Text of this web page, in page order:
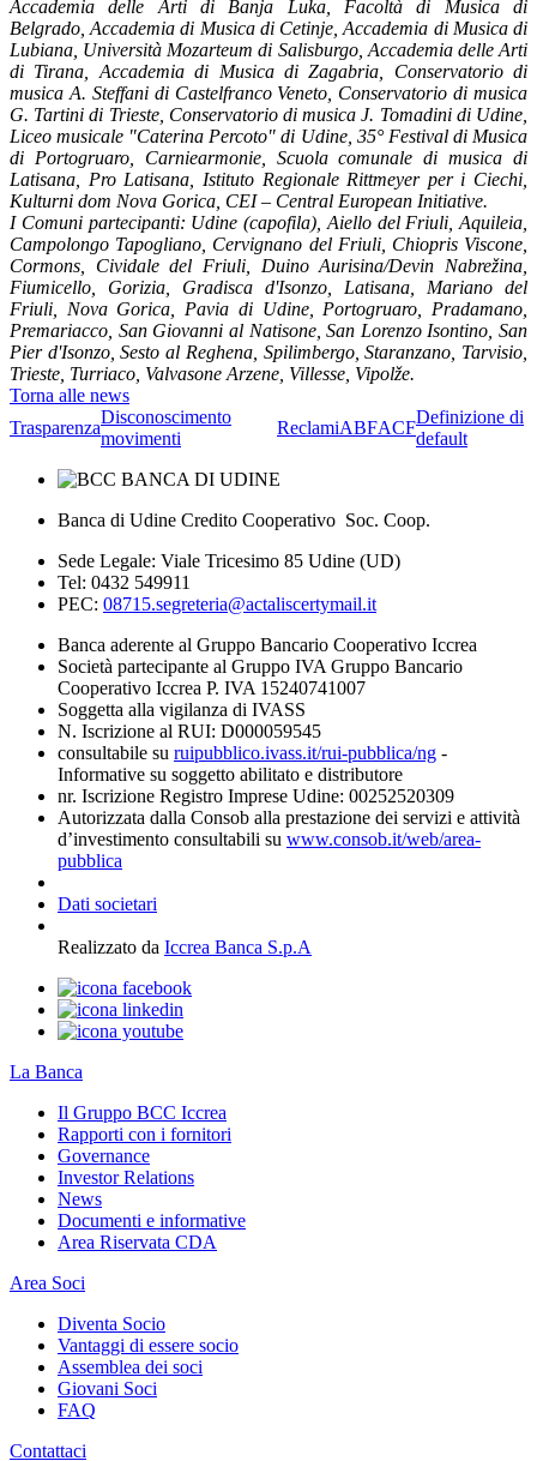
Accademia delle Arti di Banja Luka, Facoltà di Musica di
Belgrado, Accademia di Musica di Cetinje, Accademia di Musica di
Lubiana, Università Mozarteum di Salisburgo, Accademia delle Arti
di Tirana, Accademia di Musica di Zagabria, Conservatorio di
musica A. Steffani di Castelfranco Veneto, Conservatorio di musica
G. Tartini di Trieste, Conservatorio di musica J. Tomadini di Udine,
Liceo musicale "Caterina Percoto" di Udine, 35° Festival di Musica
di Portogruaro, Carniearmonie, Scuola comunale di musica di
Latisana, Pro Latisana, Istituto Regionale Rittmeyer per i Ciechi,
Kulturni dom Nova Gorica, CEI – Central European Initiative.
I Comuni partecipanti: Udine (capofila), Aiello del Friuli, Aquileia,
Campolongo Tapogliano, Cervignano del Friuli, Chiopris Viscone,
Cormons, Cividale del Friuli, Duino Aurisina/Devin Nabrežina,
Fiumicello, Gorizia, Gradisca d'Isonzo, Latisana, Mariano del
Friuli, Nova Gorica, Pavia di Udine, Portogruaro, Pradamano,
Premariacco, San Giovanni al Natisone, San Lorenzo Isontino, San
Pier d'Isonzo, Sesto al Reghena, Spilimbergo, Staranzano, Tarvisio,
Trieste, Turriaco, Valvasone Arzene, Villesse, Vipolže.
Torna alle news
Trasparenza
Disconoscimento
movimenti
ReclamiABFACF
Definizione di
default
Banca di Udine Credito Cooperativo Soc. Coop.
Sede Legale: Viale Tricesimo 85 Udine (UD)
Tel: 0432 549911
PEC: 08715.segreteria@actaliscertymail.it
Banca aderente al Gruppo Bancario Cooperativo Iccrea
Società partecipante al Gruppo IVA Gruppo Bancario
Cooperativo Iccrea P. IVA 15240741007
Soggetta alla vigilanza di IVASS
N. Iscrizione al RUI: D000059545
consultabile su ruipubblico.ivass.it/rui-pubblica/ng -
Informative su soggetto abilitato e distributore
nr. Iscrizione Registro Imprese Udine: 00252520309
Autorizzata dalla Consob alla prestazione dei servizi e attività
d’investimento consultabili su www.consob.it/web/area-
pubblica
Dati societari
Realizzato da Iccrea Banca S.p.A
La Banca
Il Gruppo BCC Iccrea
Rapporti con i fornitori
Governance
Investor Relations
News
Documenti e informative
Area Riservata CDA
Area Soci
Diventa Socio
Vantaggi di essere socio
Assemblea dei soci
Giovani Soci
FAQ
Contattaci